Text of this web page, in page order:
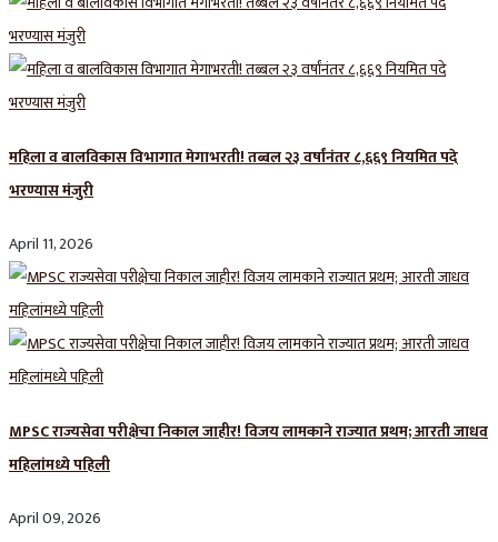
महिला व बालविकास विभागात मेगाभरती! तब्बल २३ वर्षांनंतर ८,६६९ नियमित पदे
भरण्यास मंजुरी
April 11, 2026
MPSC राज्यसेवा परीक्षेचा निकाल जाहीर! विजय लामकाने राज्यात प्रथम; आरती जाधव
महिलांमध्ये पहिली
April 09, 2026